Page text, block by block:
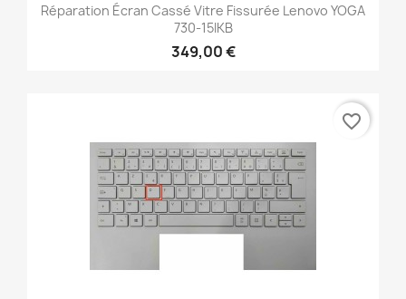
Réparation Écran Cassé Vitre Fissurée Lenovo YOGA
730-15IKB
349,00 €
favorite_border